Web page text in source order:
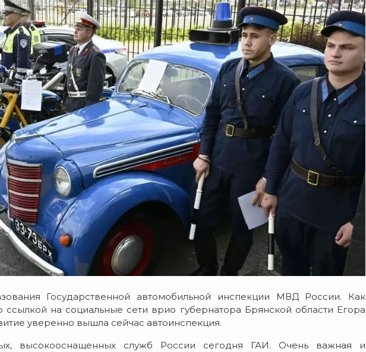
Государственной автомобильной инспекции МВД России. Как
ссылкой на социальные сети врио губернатора Брянской области Егора
уверенно вышла сейчас автоинспекция.
высокооснащенных служб России сегодня ГАИ. Очень важная и